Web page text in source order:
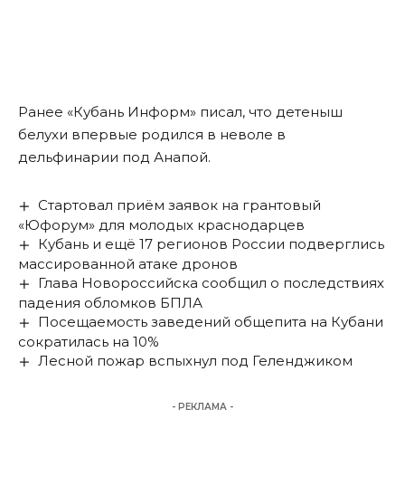
Ранее «Кубань Информ» писал, что детеныш
белухи впервые родился в неволе в
дельфинарии под Анапой.
Стартовал приём заявок на грантовый
«Юфорум» для молодых краснодарцев
Кубань и ещё 17 регионов России подверглись
массированной атаке дронов
Глава Новороссийска сообщил о последствиях
падения обломков БПЛА
Посещаемость заведений общепита на Кубани
сократилась на 10%
Лесной пожар вспыхнул под Геленджиком
- РЕКЛАМА -